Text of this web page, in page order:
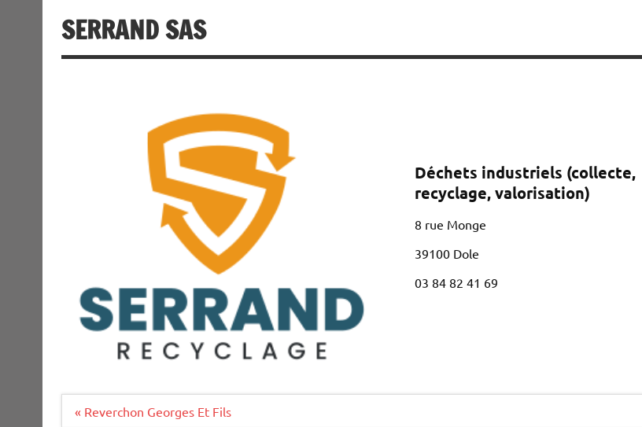
SERRAND SAS
Déchets industriels (collecte,
recyclage, valorisation)
8 rue Monge
39100 Dole
03 84 82 41 69
Navigation
« Reverchon Georges Et Fils